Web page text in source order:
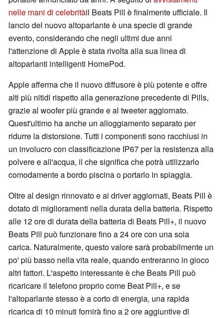
nelle mani di celebritàil Beats Pill è finalmente ufficiale. Il
lancio del nuovo altoparlante è una specie di grande
evento, considerando che negli ultimi due anni
l'attenzione di Apple è stata rivolta alla sua linea di
altoparlanti intelligenti HomePod.
Apple afferma che il nuovo diffusore è più potente e offre
alti più nitidi rispetto alla generazione precedente di Pills,
grazie al woofer più grande e al tweeter aggiornato.
Quest'ultimo ha anche un alloggiamento separato per
ridurre la distorsione. Tutti i componenti sono racchiusi in
un involucro con classificazione IP67 per la resistenza alla
polvere e all'acqua, il che significa che potrà utilizzarlo
comodamente a bordo piscina o portarlo in spiaggia.
Oltre al design rinnovato e ai driver aggiornati, Beats Pill è
dotato di miglioramenti nella durata della batteria. Rispetto
alle 12 ore di durata della batteria di Beats Pill+, il nuovo
Beats Pill può funzionare fino a 24 ore con una sola
carica. Naturalmente, questo valore sarà probabilmente un
po' più basso nella vita reale, quando entreranno in gioco
altri fattori. L'aspetto interessante è che Beats Pill può
ricaricare il telefono proprio come Beat Pill+, e se
l'altoparlante stesso è a corto di energia, una rapida
ricarica di 10 minuti fornirà fino a 2 ore aggiuntive di